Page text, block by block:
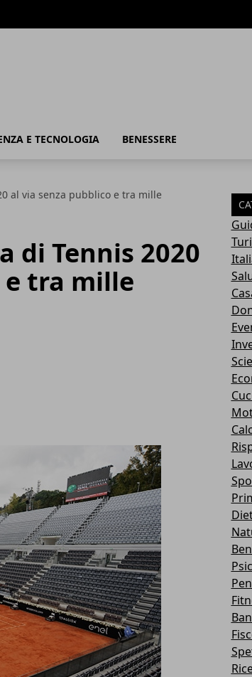
E TECNOLOGIA BENESSERE
al via senza pubblico e tra mille
Tennis 2020
e tra mille